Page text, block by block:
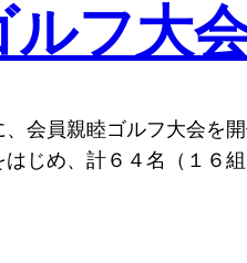
ルフ大
会員親睦ゴルフ大会を
じめ、計６４名（１６